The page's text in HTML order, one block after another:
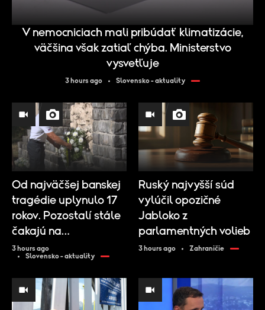
V nemocniciach mali pribúdať klimatizácie,
väčšina však zatiaľ chýba. Ministerstvo
vysvetľuje
3 hours ago Slovensko - aktuality
Od najväčšej banskej
tragédie uplynulo 17
rokov. Pozostalí stále
čakajú na
spravodlivosť
3 hours ago
Slovensko - aktuality
Ruský najvyšší súd
vylúčil opozičné
Jabloko z
parlamentných volieb
3 hours ago Zahraničie